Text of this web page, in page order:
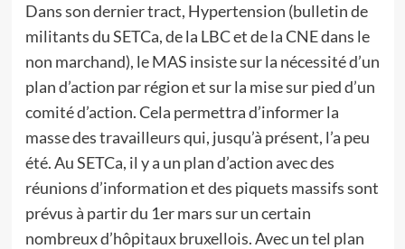
Dans son dernier tract, Hypertension (bulletin de
militants du SETCa, de la LBC et de la CNE dans le
non marchand), le MAS insiste sur la nécessité d’un
plan d’action par région et sur la mise sur pied d’un
comité d’action. Cela permettra d’informer la
masse des travailleurs qui, jusqu’à présent, l’a peu
été. Au SETCa, il y a un plan d’action avec des
réunions d’information et des piquets massifs sont
prévus à partir du 1er mars sur un certain
nombreux d’hôpitaux bruxellois. Avec un tel plan